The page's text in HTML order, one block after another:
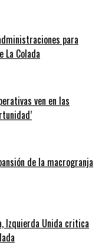
para
La Colada
ven en las
de la macrogranja
Izquierda Unida critica